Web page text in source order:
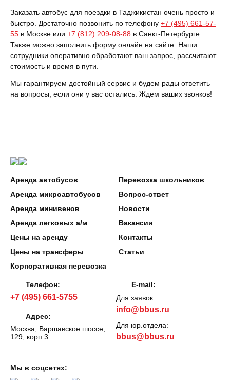
Заказать автобус для поездки в Таджикистан очень просто и
быстро. Достаточно позвонить по телефону +7 (495) 661-57-
55 в Москве или +7 (812) 209-08-88 в Санкт-Петербурге.
Также можно заполнить форму онлайн на сайте. Наши
сотрудники оперативно обработают ваш запрос, рассчитают
стоимость и время в пути.
Мы гарантируем достойный сервис и будем рады ответить
на вопросы, если они у вас остались. Ждем ваших звонков!
Аренда автобусов
Аренда микроавтобусов
Аренда минивенов
Аренда легковых а/м
Цены на аренду
Цены на трансферы
Корпоративная перевозка
Перевозка школьников
Вопрос-ответ
Новости
Вакансии
Контакты
Статьи
Телефон:
+7 (495) 661-5755
Адрес:
Москва, Варшавское шоссе,
129, корп.3
E-mail:
Для заявок:
info@bbus.ru
Для юр.отдела:
bbus@bbus.ru
Мы в соцсетях: